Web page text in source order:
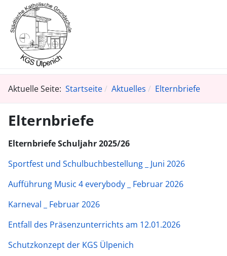
Aktuelle Seite: Startseite Aktuelles Elternbriefe
Elternbriefe
Elternbriefe Schuljahr 2025/26
Sportfest und Schulbuchbestellung _ Juni 2026
Aufführung Music 4 everybody _ Februar 2026
Karneval _ Februar 2026
Entfall des Präsenzunterrichts am 12.01.2026
Schutzkonzept der KGS Ülpenich